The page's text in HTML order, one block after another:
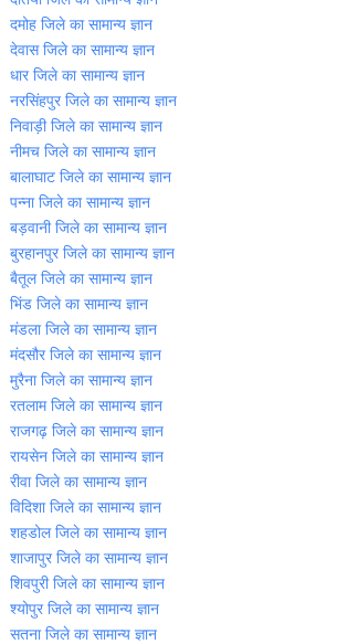
दमोह जिले का सामान्‍य ज्ञान
देवास जिले का सामान्‍य ज्ञान
धार जिले का सामान्‍य ज्ञान
नरसिंहपुर जिले का सामान्‍य ज्ञान
निवाड़ी जिले का सामान्‍य ज्ञान
नीमच जिले का सामान्‍य ज्ञान
बालाघाट जिले का सामान्‍य ज्ञान
पन्‍ना जिले का सामान्‍य ज्ञान
बड़वानी जिले का सामान्‍य ज्ञान
बुरहानपुर जिले का सामान्‍य ज्ञान
बैतूल जिले का सामान्‍य ज्ञान
भिंड जिले का सामान्‍य ज्ञान
मंडला जिले का सामान्‍य ज्ञान
मंदसौर जिले का सामान्‍य ज्ञान
मुरैना जिले का सामान्‍य ज्ञान
रतलाम जिले का सामान्‍य ज्ञान
राजगढ़ जिले का सामान्‍य ज्ञान
रायसेन जिले का सामान्‍य ज्ञान
रीवा जिले का सामान्‍य ज्ञान
विदिशा जिले का सामान्‍य ज्ञान
शहडोल जिले का सामान्‍य ज्ञान
शाजापुर जिले का सामान्‍य ज्ञान
शिवपुरी जिले का सामान्‍य ज्ञान
श्‍योपुर जिले का सामान्‍य ज्ञान
सतना जिले का सामान्‍य ज्ञान